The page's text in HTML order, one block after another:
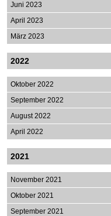
Juni 2023
April 2023
März 2023
2022
Oktober 2022
September 2022
August 2022
April 2022
2021
November 2021
Oktober 2021
September 2021